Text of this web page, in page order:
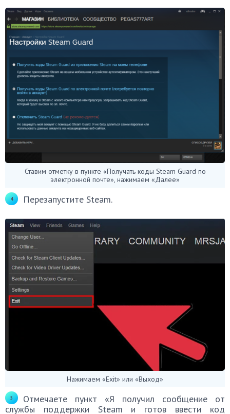
Ставим отметку в пункте «Получать коды Steam Guard по
электронной почте», нажимаем «Далее»
Перезапустите Steam.
Нажимаем «Exit» или «Выход»
Отмечаете пункт «Я получил сообщение от
службы поддержки Steam и готов ввести код